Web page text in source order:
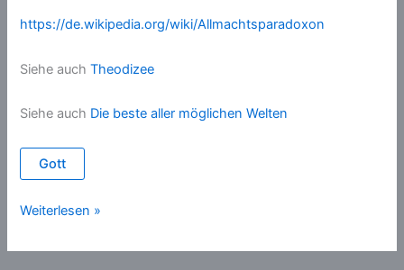
https://de.wikipedia.org/wiki/Allmachtsparadoxon
Siehe auchTheodizee
Siehe auch Die beste aller möglichen Welten
Gott
Allmachtsparadoxon
Weiterlesen »